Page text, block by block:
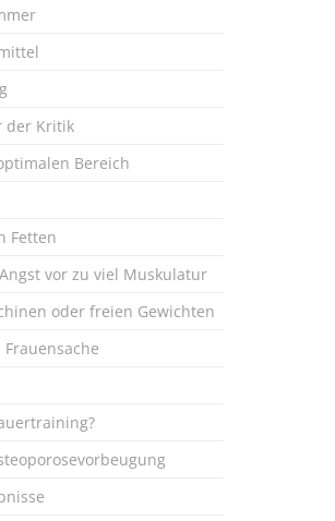
der Kritik
Bereich
Fetten
vor zu viel Muskulatur
oder freien Gewichten